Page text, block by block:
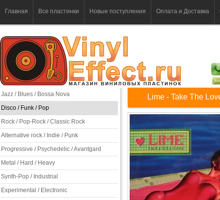
Главная Все пластинки Новые поступления Оплата и Доставка
Jazz / Blues / Bossa Nova
Disco / Funk / Pop
Rock / Pop-Rock / Classic Rock
Alternative rock / Indie / Punk
Progressive / Psychedelic / Avantgard
Metal / Hard / Heavy
Synth-Pop / Industrial
Experimental / Electronic
Lime - Take The